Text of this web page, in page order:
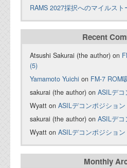
RAMS 2027採択へのマイルスト
Recent
Atsushi Sakurai (the author) on
(5)
Yamamoto Yuichi on FM-7 ROM
sakurai (the author) on ASILデ
Wyatt on ASILデコンポジション
sakurai (the author) on ASILデ
Wyatt on ASILデコンポジション
Monthly